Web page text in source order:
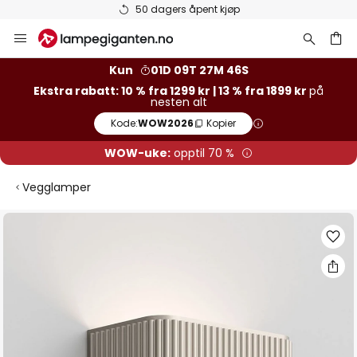
Hopp
til
Kun
01D 09T 27M 45S
Ekstra rabatt: 10 % fra 1299 kr | 13 % fra 1899 kr på
nesten alt
Kode:WOW2026 Kopier
WOW-uke: opptil 70 %
Vegglamper
Gå